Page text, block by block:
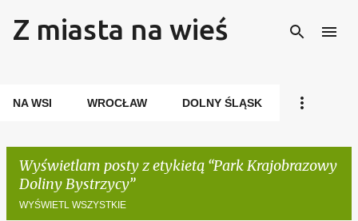
Przejdź do głównej zawartości
Z miasta na wieś
NA WSI WROCŁAW DOLNY ŚLĄSK
Wyświetlam posty z etykietą Park Krajobrazowy
Doliny Bystrzycy
WYŚWIETL WSZYSTKIE